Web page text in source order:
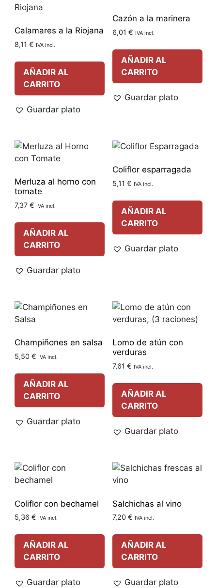
Calamares a la Riojana
8,11 € IVA incl.
AÑADIR AL
CARRITO
Guardar plato
Cazón a la marinera
6,01 € IVA incl.
AÑADIR AL
CARRITO
Guardar plato
Merluza al horno con
tomate
7,37 € IVA incl.
AÑADIR AL
CARRITO
Guardar plato
Coliflor esparragada
5,11 € IVA incl.
AÑADIR AL
CARRITO
Guardar plato
Champiñones en salsa
5,50 € IVA incl.
AÑADIR AL
CARRITO
Guardar plato
Lomo de atún con
verduras
7,61 € IVA incl.
AÑADIR AL
CARRITO
Guardar plato
Coliflor con bechamel
5,36 € IVA incl.
AÑADIR AL
CARRITO
Guardar plato
Salchichas al vino
7,20 € IVA incl.
AÑADIR AL
CARRITO
Guardar plato